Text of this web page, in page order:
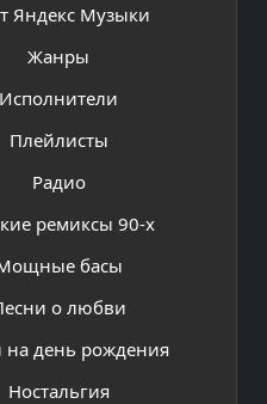
Яндекс Музыки
Жанры
Исполнители
Плейлисты
Радио
ремиксы 90-х
басы
о любви
на день рождения
Ностальгия